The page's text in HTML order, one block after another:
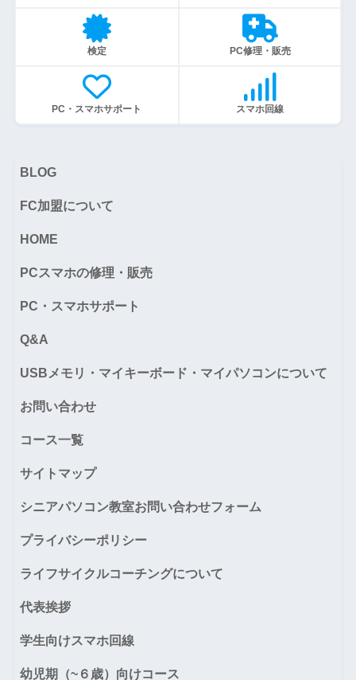
検定 PC修理・販売
PC・スマホサポート スマホ回線
BLOG
FC加盟について
HOME
PCスマホの修理・販売
PC・スマホサポート
Q&A
USBメモリ・マイキーボード・マイパソコンについて
お問い合わせ
コース一覧
サイトマップ
シニアパソコン教室お問い合わせフォーム
プライバシーポリシー
ライフサイクルコーチングについて
代表挨拶
学生向けスマホ回線
幼児期（~６歳）向けコース